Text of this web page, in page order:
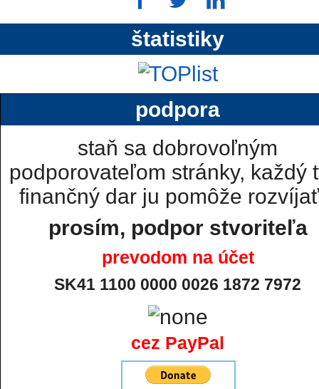
štatistiky
podpora
staň sa dobrovoľným
podporovateľom stránky, každý
finančný dar ju pomôže
prosím, podpor stvoriteľa
prevodom na účet
SK41 1100 0000 0026 1872 7972
cez PayPal